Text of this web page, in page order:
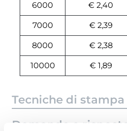
6000 € 2,40
7000 € 2,39
8000 € 2,38
10000 € 1,89
Tecniche di stampa
Domande e risposte